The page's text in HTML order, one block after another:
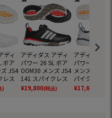
ディ
ボア
JS4
レス
202
)
アディダス アディ
パワー 26 SL ボア
OOM30 メンズ JS4
141 スパイクレス
ゴルフシューズ 202
6年モデル adidas
¥19,800(税込)
アディダス ア
パワー 26 SL
メンズ
パイクレス
シューズ
デル adidas
¥17,600